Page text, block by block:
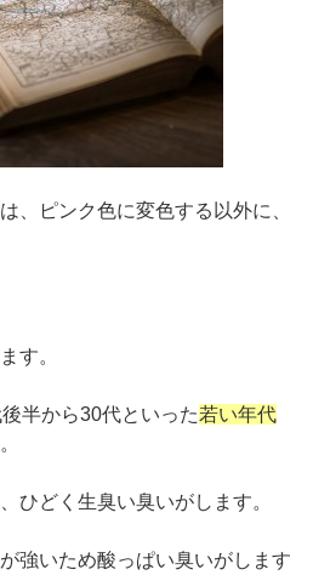
、ピンク色に変色する以外に、
す。
半から30代といった若い年代
ひどく生臭い臭いがします。
強いため酸っぱい臭いがします